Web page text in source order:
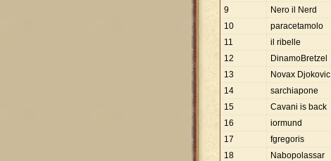
9
Nero il Nerd
10
paracetamolo
11
il ribelle
12
DinamoBretzel
13
Novax Djokovic
14
sarchiapone
15
Cavani is back
16
iormund
17
fgregoris
18
Nabopolassar